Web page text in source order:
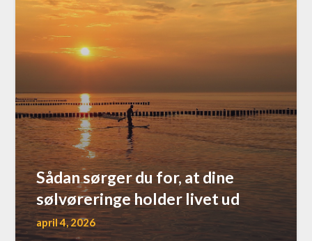
Sådan sørger du for, at dine
sølvøreringe holder livet ud
april 4, 2026